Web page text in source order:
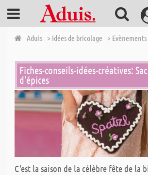
Aduis > Idées de bricolage > Evènements
Fiches-conseils-idées-créatives:
d'épices
C'est la saison de la célèbre fête de la